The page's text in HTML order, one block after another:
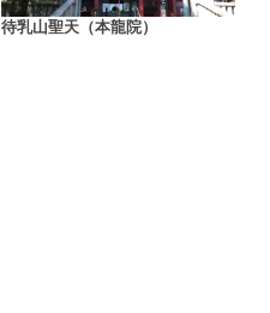
待乳山聖天（本龍院）